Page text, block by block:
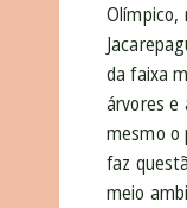
Olímpico,
da faixa
árvores e
mesmo o
faz
meio